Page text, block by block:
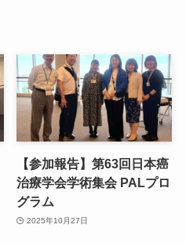
【参加報告】第63回日本癌
治療学会学術集会 PALプロ
グラム
2025年10月27日